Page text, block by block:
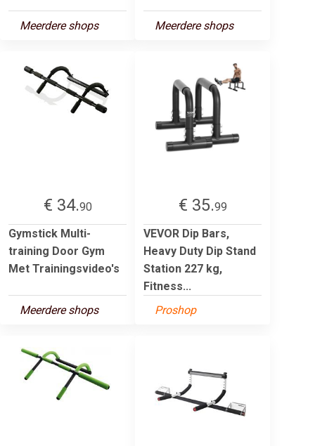
Meerdere shops Meerdere shops
€ 34.90
Gymstick Multi-
training Door Gym
Met Trainingsvideo's
Meerdere shops
€ 35.99
VEVOR Dip Bars,
Heavy Duty Dip Stand
Station 227 kg,
Fitness...
Proshop